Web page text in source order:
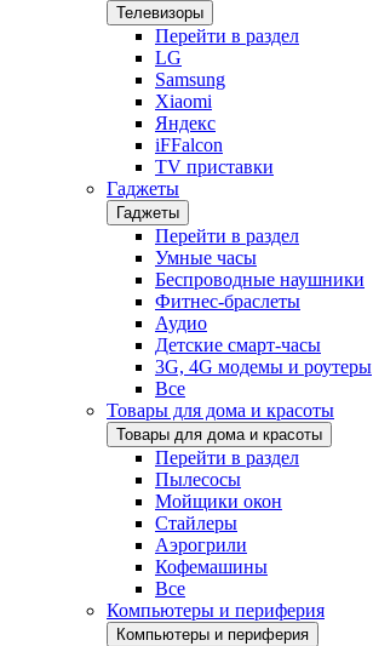
Телевизоры
Перейти в раздел
LG
Samsung
Xiaomi
Яндекс
iFFalcon
TV приставки
Гаджеты
Гаджеты
Перейти в раздел
Умные часы
Беспроводные наушники
Фитнес-браслеты
Аудио
Детские смарт-часы
3G, 4G модемы и роутеры
Все
Товары для дома и красоты
Товары для дома и красоты
Перейти в раздел
Пылесосы
Мойщики окон
Стайлеры
Аэрогрили
Кофемашины
Все
Компьютеры и периферия
Компьютеры и периферия